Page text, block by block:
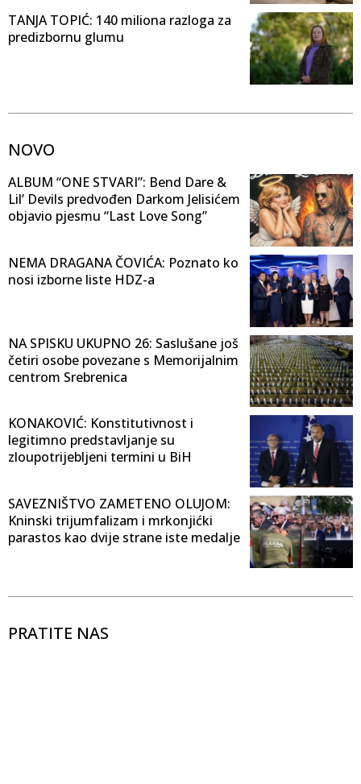
TANJA TOPIĆ: 140 miliona razloga za
predizbornu glumu
NOVO
ALBUM “ONE STVARI”: Bend Dare &
Lil’ Devils predvođen Darkom Jelisićem
objavio pjesmu “Last Love Song”
NEMA DRAGANA ČOVIĆA: Poznato ko
nosi izborne liste HDZ-a
NA SPISKU UKUPNO 26: Saslušane još
četiri osobe povezane s Memorijalnim
centrom Srebrenica
KONAKOVIĆ: Konstitutivnost i
legitimno predstavljanje su
zloupotrijebljeni termini u BiH
SAVEZNIŠTVO ZAMETENO OLUJOM:
Kninski trijumfalizam i mrkonjićki
parastos kao dvije strane iste medalje
PRATITE NAS